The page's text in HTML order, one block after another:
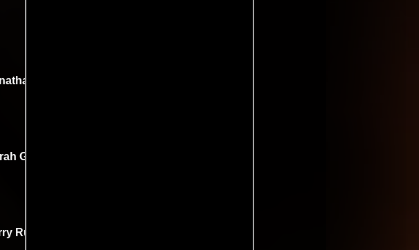
Fitzgerald
Grace Lee
Rudasill